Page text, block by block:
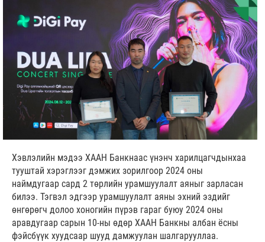
Хэвлэлийн мэдээ ХААН Банкнаас үнэнч харилцагчдынхаа
тууштай хэрэглээг дэмжих зорилгоор 2024 оны
наймдугаар сард 2 төрлийн урамшуулалт аяныг зарласан
билээ. Тэгвэл эдгээр урамшуулалт аяны эхний эздийг
өнгөрөгч долоо хоногийн пүрэв гараг буюу 2024 оны
аравдугаар сарын 10-ны өдөр ХААН Банкны албан ёсны
фэйсбүүк хуудсаар шууд дамжуулан шалгарууллаа.